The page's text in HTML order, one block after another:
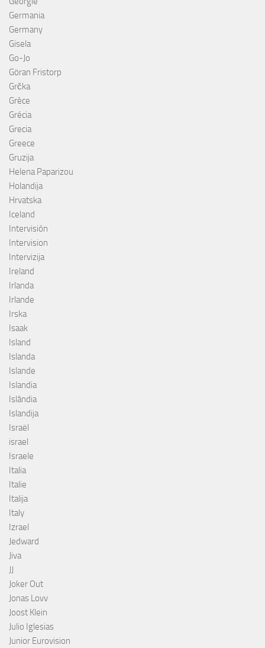
Germania
Germany
Gisela
Go-Jo
Göran Fristorp
Grčka
Grèce
Grécia
Grecia
Greece
Gruzija
Helena Paparizou
Holandija
Hrvatska
Iceland
Intervisión
Intervision
Intervizija
Ireland
Irlanda
Irlande
Irska
Isaak
Island
Islanda
Islande
Islandia
Islândia
Islandija
Israël
israel
Israele
Italia
Italie
Italija
Italy
Izrael
Jedward
Jiva
Joker Out
Jonas Lovv
Joost Klein
Julio Iglesias
Junior Eurovision